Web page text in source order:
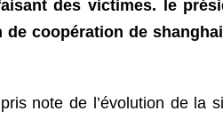
des victimes. le
de coopération de
note de l’évolution de la